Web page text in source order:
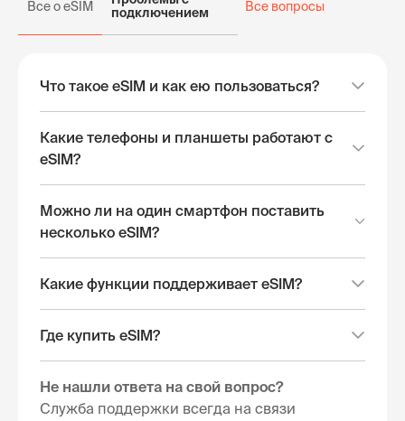
Все о eSIM
подключением
Все вопросы
Что такое eSIM и как ею пользоваться?
Какие телефоны и планшеты работают с
eSIM?
Можно ли на один смартфон поставить
несколько eSIM?
Какие функции поддерживает eSIM?
Где купить eSIM?
Не нашли ответа на свой вопрос?
Служба поддержки всегда на связи